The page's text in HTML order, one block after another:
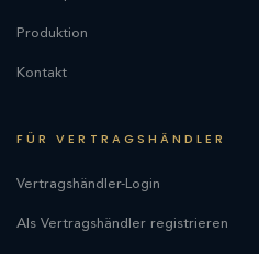
Produktion
Kontakt
FÜR VERTRAGSHÄNDLER
Vertragshändler-Login
Als Vertragshändler registrieren